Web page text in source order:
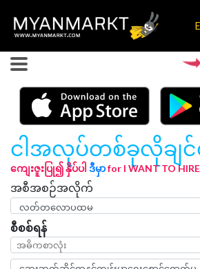
ငါအလုပ်တစ်ခုလိုချ
ကျေးဇူးပြု၍ နှိပ်ပါ ဒီမှာfor I WANT TO HIRE
အစီအစဉ်အလိုက်
စီစစ်ရန်